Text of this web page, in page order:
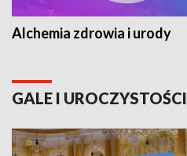
Alchemia zdrowia i urody
GALE I UROCZYSTOŚCI